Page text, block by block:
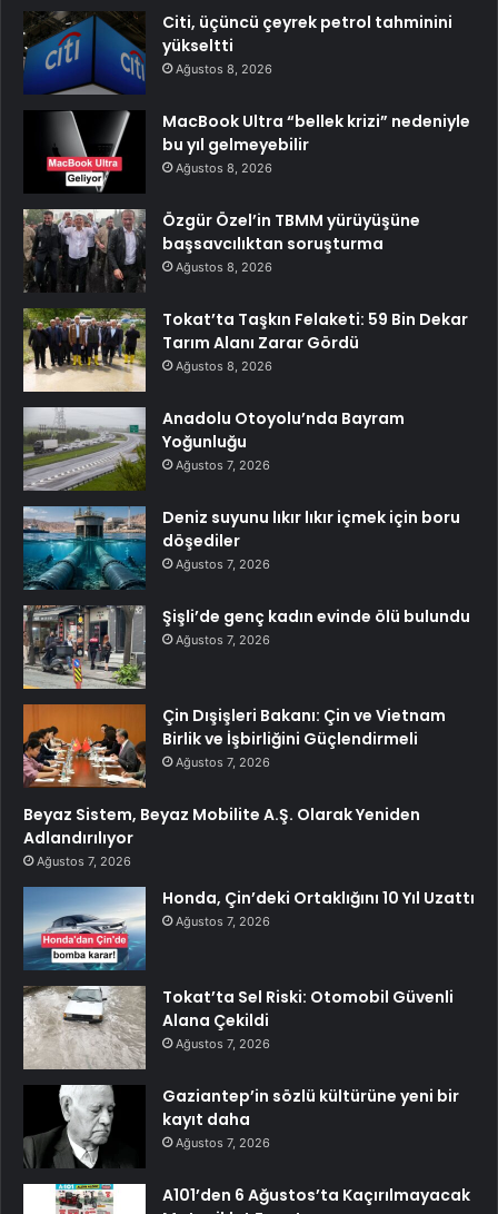
Citi, üçüncü çeyrek petrol tahminini
yükseltti
Ağustos 8, 2026
MacBook Ultra “bellek krizi” nedeniyle
bu yıl gelmeyebilir
Ağustos 8, 2026
Özgür Özel’in TBMM yürüyüşüne
başsavcılıktan soruşturma
Ağustos 8, 2026
Tokat’ta Taşkın Felaketi: 59 Bin Dekar
Tarım Alanı Zarar Gördü
Ağustos 8, 2026
Anadolu Otoyolu’nda Bayram
Yoğunluğu
Ağustos 7, 2026
Deniz suyunu lıkır lıkır içmek için boru
döşediler
Ağustos 7, 2026
Şişli’de genç kadın evinde ölü bulundu
Ağustos 7, 2026
Çin Dışişleri Bakanı: Çin ve Vietnam
Birlik ve İşbirliğini Güçlendirmeli
Ağustos 7, 2026
Beyaz Sistem, Beyaz Mobilite A.Ş. Olarak Yeniden
Adlandırılıyor
Ağustos 7, 2026
Honda, Çin’deki Ortaklığını 10 Yıl Uzattı
Ağustos 7, 2026
Tokat’ta Sel Riski: Otomobil Güvenli
Alana Çekildi
Ağustos 7, 2026
Gaziantep’in sözlü kültürüne yeni bir
kayıt daha
Ağustos 7, 2026
A101’den 6 Ağustos’ta Kaçırılmayacak